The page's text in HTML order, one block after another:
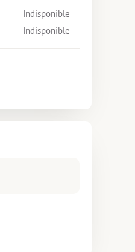
Indisponible
Indisponible